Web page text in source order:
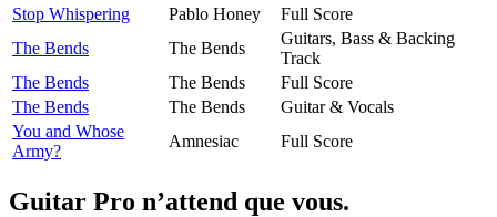
Stop Whispering
Pablo Honey
Full Score
The Bends
The Bends
Guitars, Bass & Backing
Track
The Bends
The Bends
Full Score
The Bends
The Bends
Guitar & Vocals
You and Whose
Army?
Amnesiac Full Score
Guitar Pro n’attend que vous.